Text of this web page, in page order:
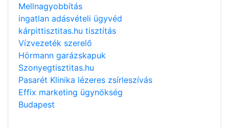
Mellnagyobbítás
ingatlan adásvételi ügyvéd
kárpittisztitas.hu tisztítás
Vízvezeték szerelő
Hörmann garázskapuk
Szonyegtisztitas.hu
Pasarét Klinika lézeres zsírleszívás
Effix marketing ügynökség
Budapest